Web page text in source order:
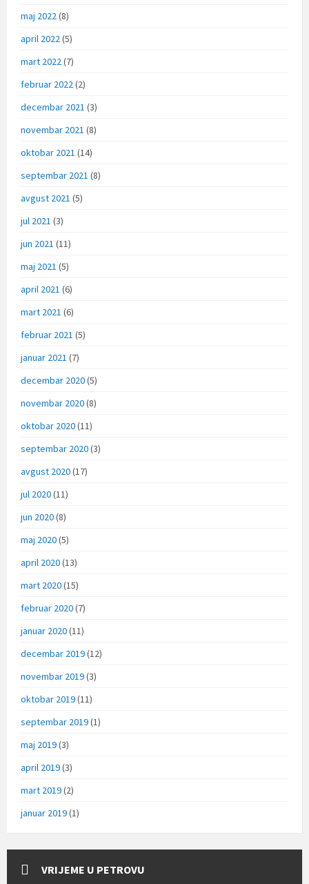
maj 2022(8)
april 2022(5)
mart 2022(7)
februar 2022(2)
decembar 2021 (3)
novembar 2021 (8)
oktobar 2021 (14)
septembar 2021 (8)
avgust 2021 (5)
jul 2021 (3)
jun 2021 (11)
maj 2021 (5)
april 2021 (6)
mart 2021 (6)
februar 2021 (5)
januar 2021 (7)
decembar 2020(5)
novembar 2020(8)
oktobar 2020(11)
septembar 2020(3)
avgust 2020(17)
jul 2020(11)
jun 2020(8)
maj 2020(5)
april 2020(13)
mart 2020(15)
februar 2020(7)
januar 2020(11)
decembar 2019(12)
novembar 2019(3)
oktobar 2019(11)
septembar 2019(1)
maj 2019(3)
april 2019(3)
mart 2019(2)
januar 2019(1)
VRIJEME U PETROVU